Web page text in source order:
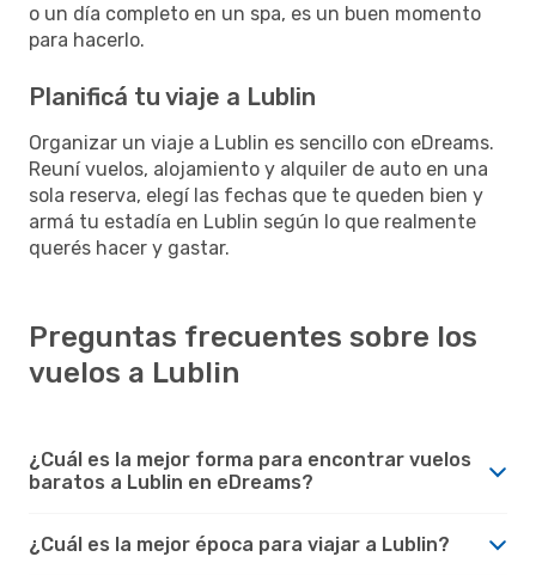
o un día completo en un spa, es un buen momento
para hacerlo.
Planificá tu viaje a Lublin
Organizar un viaje a Lublin es sencillo con eDreams.
Reuní vuelos, alojamiento y alquiler de auto en una
sola reserva, elegí las fechas que te queden bien y
armá tu estadía en Lublin según lo que realmente
querés hacer y gastar.
Preguntas frecuentes sobre los
vuelos a Lublin
¿Cuál es la mejor forma para encontrar vuelos
baratos a Lublin en eDreams?
¿Cuál es la mejor época para viajar a Lublin?